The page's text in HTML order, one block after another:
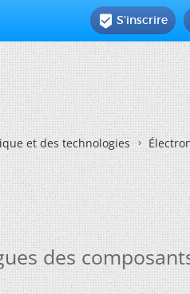
 S'inscrire
et des technologies
des